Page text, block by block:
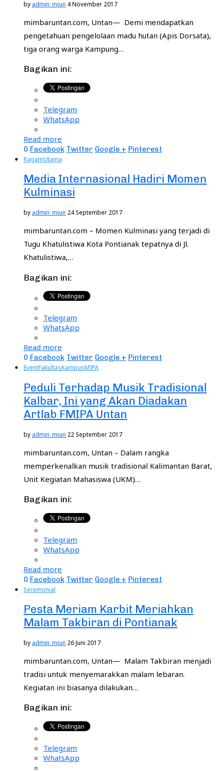
by admin_miun 4 November 2017
mimbaruntan.com, Untan— Demi mendapatkan
pengetahuan pengelolaan madu hutan (Apis Dorsata),
tiga orang warga Kampung…
Bagikan ini:
Telegram
WhatsApp
Read more
0 Facebook Twitter Google + Pinterest
RagamUtama
Media Internasional Hadiri Momen
Kulminasi
by admin_miun 24 September 2017
mimbaruntan.com – Momen Kulminasi yang terjadi di
Tugu Khatulistiwa Kota Pontianak tepatnya di Jl.
Khatulistiwa,…
Bagikan ini:
Telegram
WhatsApp
Read more
0 Facebook Twitter Google + Pinterest
EventFakultasKampusMIPA
Peduli Terhadap Musik Tradisional
Kalbar, Ini yang Akan Diadakan
Artlab FMIPA Untan
by admin_miun 22 September 2017
mimbaruntan.com, Untan – Dalam rangka
memperkenalkan musik tradisional Kalimantan Barat,
Unit Kegiatan Mahasiswa (UKM)…
Bagikan ini:
Telegram
WhatsApp
Read more
0 Facebook Twitter Google + Pinterest
Seremonial
Pesta Meriam Karbit Meriahkan
Malam Takbiran di Pontianak
by admin_miun 26 Juni 2017
mimbaruntan.com, Untan— Malam Takbiran menjadi
tradisi untuk menyemarakkan malam lebaran.
Kegiatan ini biasanya dilakukan…
Bagikan ini:
Telegram
WhatsApp